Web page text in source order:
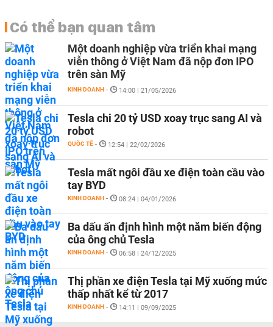
Có thể bạn quan tâm
Một doanh nghiệp vừa triển khai mạng
viễn thông ở Việt Nam đã nộp đơn IPO
trên sàn Mỹ
KINH DOANH - 14:00 | 21/05/2026
Tesla chi 20 tỷ USD xoay trục sang AI và
robot
QUỐC TẾ - 12:54 | 22/02/2026
Tesla mất ngôi đầu xe điện toàn cầu vào
tay BYD
KINH DOANH - 08:24 | 04/01/2026
Ba dấu ấn định hình một năm biến động
của ông chủ Tesla
KINH DOANH - 06:58 | 24/12/2025
Thị phần xe điện Tesla tại Mỹ xuống mức
thấp nhất kể từ 2017
KINH DOANH - 14:11 | 09/09/2025